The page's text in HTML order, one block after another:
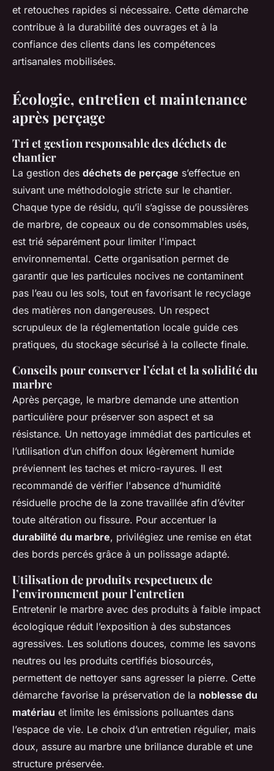
et retouches rapides si nécessaire. Cette démarche
contribue à la durabilité des ouvrages et à la
confiance des clients dans les compétences
artisanales mobilisées.
Écologie, entretien et maintenance
après perçage
Tri et gestion responsable des déchets de
chantier
La gestion des déchets de perçage s’effectue en
suivant une méthodologie stricte sur le chantier.
Chaque type de résidu, qu’il s’agisse de poussières
de marbre, de copeaux ou de consommables usés,
est trié séparément pour limiter l'impact
environnemental. Cette organisation permet de
garantir que les particules nocives ne contaminent
pas l’eau ou les sols, tout en favorisant le recyclage
des matières non dangereuses. Un respect
scrupuleux de la réglementation locale guide ces
pratiques, du stockage sécurisé à la collecte finale.
Conseils pour conserver l’éclat et la solidité du
marbre
Après perçage, le marbre demande une attention
particulière pour préserver son aspect et sa
résistance. Un nettoyage immédiat des particules et
l’utilisation d’un chiffon doux légèrement humide
préviennent les taches et micro-rayures. Il est
recommandé de vérifier l'absence d’humidité
résiduelle proche de la zone travaillée afin d’éviter
toute altération ou fissure. Pour accentuer la
durabilité du marbre, privilégiez une remise en état
des bords percés grâce à un polissage adapté.
Utilisation de produits respectueux de
l’environnement pour l’entretien
Entretenir le marbre avec des produits à faible impact
écologique réduit l’exposition à des substances
agressives. Les solutions douces, comme les savons
neutres ou les produits certifiés biosourcés,
permettent de nettoyer sans agresser la pierre. Cette
démarche favorise la préservation de la noblesse du
matériau et limite les émissions polluantes dans
l’espace de vie. Le choix d’un entretien régulier, mais
doux, assure au marbre une brillance durable et une
structure préservée.